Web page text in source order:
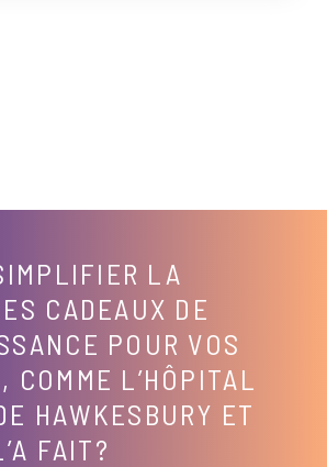
LA
CADEAUX DE
POUR VOS
COMME L’HÔPITAL
HAWKESBURY ET
FAIT?